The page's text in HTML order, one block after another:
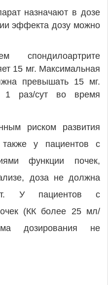
назначают в дозе
эффекта дозу можно
спондилоартрите
15 мг. Максимальная
превышать 15 мг.
1 раз/сут во время
риском развития
у пациентов с
функции почек,
доза не должна
У пациентов с
(КК более 25 мл/
дозирования не